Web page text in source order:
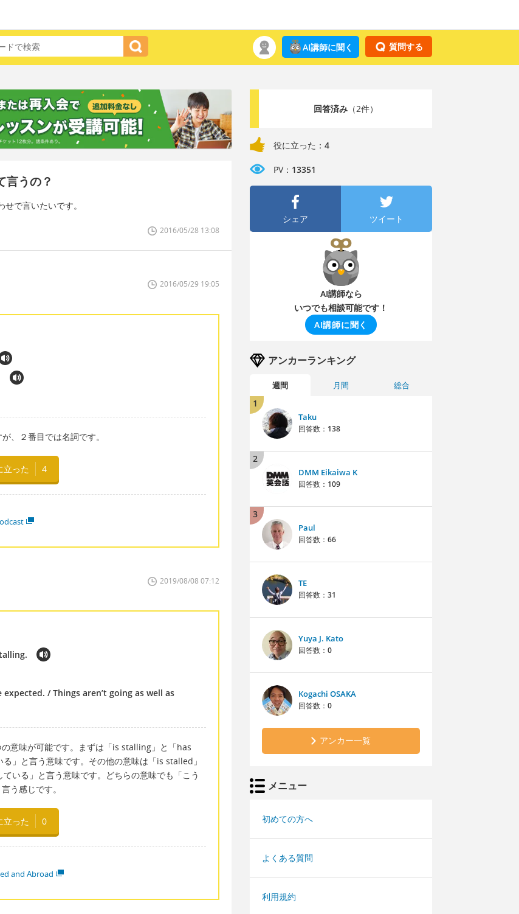
質問する
AI講師に聞く
言うの？
で言いたいです。
2016/05/28 13:08
2016/05/29 19:05
、２番目では名詞です。
立った 4
2019/08/08 07:12
/ Things aren’t going as well as
意味が可能です。まずは「is stalling」と「has
」と言う意味です。その他の意味は「is stalled」
いる」と言う意味です。どちらの意味でも「こう
う感じです。
立った 0
and Abroad
回答済み（2件）
役に立った： 4
PV： 13351
シェア ツイート
AI講師なら
いつでも相談可能です！
AI講師に聞く
アンカーランキング
週間 月間 総合
1
Taku
回答数： 138
2
DMM Eikaiwa K
回答数： 109
3
Paul
回答数： 66
TE
回答数： 31
Yuya J. Kato
回答数： 0
Kogachi OSAKA
回答数： 0
アンカー一覧
メニュー
初めての方へ
よくある質問
利用規約